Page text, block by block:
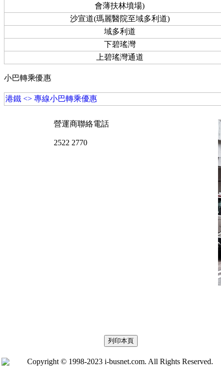
會薄扶林墳場)
沙宣道(瑪麗醫院至域多利道)
域多利道
下碧瑤灣
上碧瑤灣通道
小巴轉乘優惠
港鐵 <> 專線小巴轉乘優惠
營運商聯絡電話
2522 2770
Copyright © 1998-2023 i-busnet.com. All Rights Reserved.